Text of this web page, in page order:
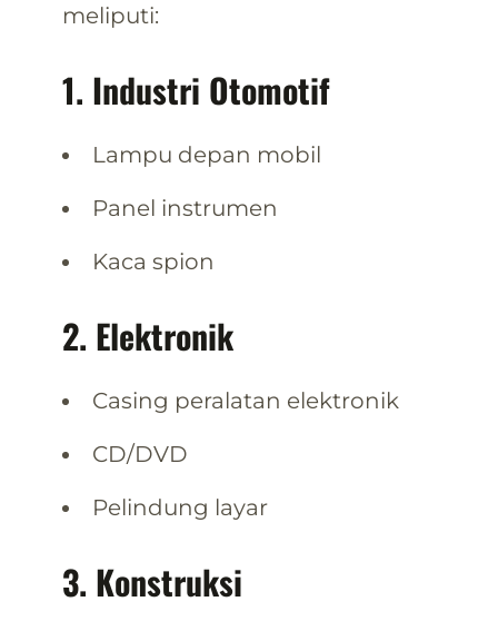
meliputi:
1. Industri Otomotif
Lampu depan mobil
Panel instrumen
Kaca spion
2. Elektronik
Casing peralatan elektronik
CD/DVD
Pelindung layar
3. Konstruksi